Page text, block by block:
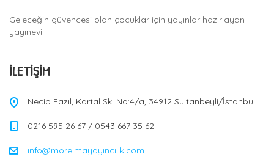
a
t
o
n
Geleceğin güvencesi olan çocuklar için yayınlar hazırlayan
yayınevi
İLETIŞIM
Necip Fazıl, Kartal Sk. No:4/a, 34912 Sultanbeyli/İstanbul
0216 595 26 67 / 0543 667 35 62
info@morelmayayincilik.com